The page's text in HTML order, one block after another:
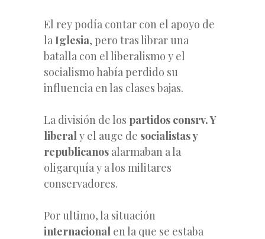
El rey podía contar con el apoyo de
la Iglesia, pero tras librar una
batalla con el liberalismo y el
socialismo había perdido su
influencia en las clases bajas.
La división de los partidos consrv. Y
liberaly el auge de socialistas y
republicanos alarmaban a la
oligarquía y a los militares
conservadores.
Por ultimo, la situación
internacional en la que se estaba